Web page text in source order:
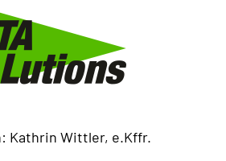
Kathrin Wittler, e.Kffr.